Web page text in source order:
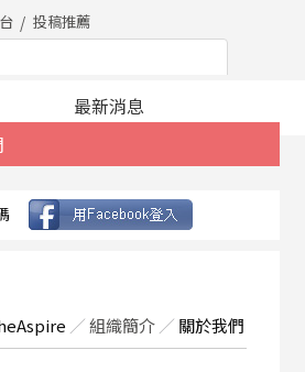
投稿推薦
最新消息
／組織簡介 ／ 關於我們